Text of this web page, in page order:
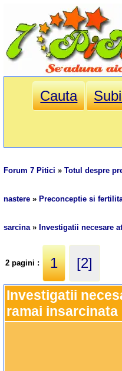
Cauta
Forum 7 Pitici »Totul despre
nastere » Preconceptie si
sarcina» Investigatii necesare
2 pagini : 1 [2]
Investigatii
ramai insarcinata